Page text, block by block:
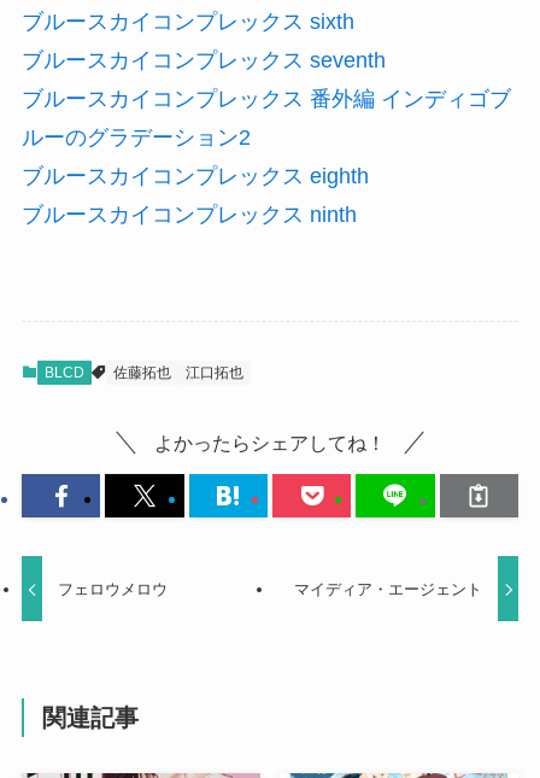
ブルースカイコンプレックス sixth
ブルースカイコンプレックス seventh
ブルースカイコンプレックス 番外編 インディゴブ
ルーのグラデーション2
ブルースカイコンプレックス eighth
ブルースカイコンプレックス ninth
BLCD 佐藤拓也 江口拓也
よかったらシェアしてね！
フェロウメロウ マイディア・エージェント
関連記事